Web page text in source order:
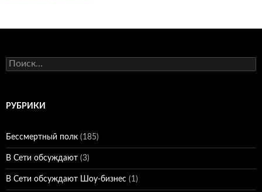
Найти:
РУБРИКИ
Бессмертный полк (185)
В Сети обсуждают (3)
В Сети обсуждают Шоу-бизнес (1)